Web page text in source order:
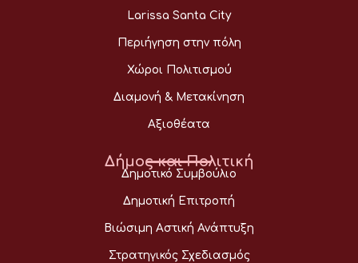
Larissa Santa City
Περιήγηση στην πόλη
Χώροι Πολιτισμού
Διαμονή & Μετακίνηση
Αξιοθέατα
Δήμος και Πολιτική
Δημοτικό Συμβούλιο
Δημοτική Επιτροπή
Βιώσιμη Αστική Ανάπτυξη
Στρατηγικός Σχεδιασμός